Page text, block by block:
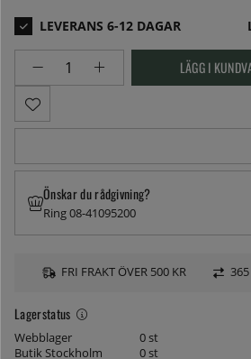
LÄGG I
Lagerstatus
Webblager
0 st
Butik Stockholm
0 st
Önskar du rådgivning?
Ring 08-41095200
FRI FRAKT ÖVER 500 KR 365